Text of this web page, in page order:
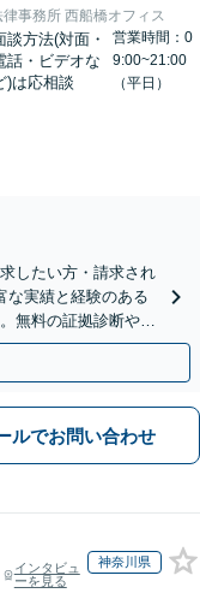
事務所 西船橋オフィス
談方法(対面・
話・ビデオな
)は応相談
営業時間：0
9:00~21:00
（平日）
したい方・請求され
な実績と経験のある
無料の証拠診断や着
ださい。
ルでお問い合わせ
インタビュ
ーを見る
神奈川県